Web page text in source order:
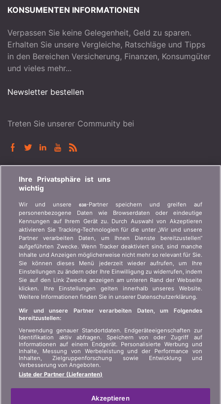
KONSUMENTEN INFORMATIONEN
Verpassen Sie keine Gelegenheit, Geld zu sparen.
Erhalten Sie unsere Vergleiche, Ratschläge und Tipps
in den Bereichen Versicherung, Finanzen, Konsumgüter
und vieles mehr...
Newsletter bestellen
Treten Sie unserer Community bei
BONUS.CH
Wer ist bonus.ch? Wie funktionieren die Vergleiche?
Presseanfragen, Partnerschaften, Werbung...
Wer sind wir?
Kontakt
Werbung
Beitritt / Partnerschaft
Presse
Kundeninformation Art.
45 VAG
Datenschutz der
Privatsphäre
Rechtliche Informationen
SPRACHE
FR IT
Ihre Privatsphäre ist uns
wichtig
Wir und unsere638-Partner speichern und greifen auf
personenbezogene Daten wie Browserdaten oder eindeutige
Kennungen auf Ihrem Gerät zu. Durch Auswahl von Akzeptieren
aktivieren Sie Tracking-Technologien für die unter „Wir und unsere
Partner verarbeiten Daten, um Ihnen Dienste bereitzustellen“
aufgeführten Zwecke. Wenn Tracker deaktiviert sind, sind manche
Inhalte und Anzeigen möglicherweise nicht mehr so relevant für Sie.
Sie können dieses Menü jederzeit wieder aufrufen, um Ihre
Einstellungen zu ändern oder Ihre Einwilligung zu widerrufen, indem
Sie auf den Link Zwecke anzeigen am unteren Rand der Webseite
klicken. Ihre Einstellungen gelten innerhalb unseres Website.
Weitere Informationen finden Sie in unserer Datenschutzerklärung.
Wir und unsere Partner verarbeiten Daten, um Folgendes
bereitzustellen:
Verwendung genauer Standortdaten. Endgeräteeigenschaften zur
Identifikation aktiv abfragen. Speichern von oder Zugriff auf
Informationen auf einem Endgerät. Personalisierte Werbung und
Inhalte, Messung von Werbeleistung und der Performance von
Inhalten, Zielgruppenforschung sowie Entwicklung und
Verbesserung von Angeboten.
Liste der Partner (Lieferanten)
Akzeptieren